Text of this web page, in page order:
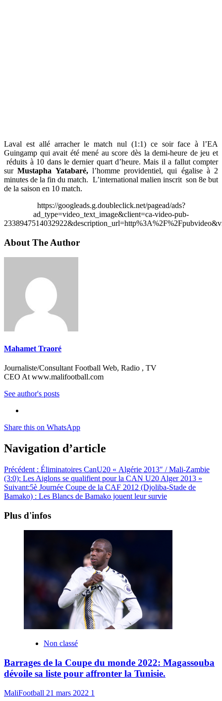
Laval est allé arracher le match nul (1:1) ce soir face à l’EA
Guingamp qui avait été mené au score dès la demi-heure de jeu et
réduits à 10 dans le dernier quart d’heure. Mais il a fallut compter
surMustapha Yatabaré,l’homme providentiel, qui égalise à 2
minutes de la fin du match. L’international malien inscrit son 8e but
de la saison en 10 match.
https://googleads.g.doubleclick.net/pagead/ads?
ad_type=video_text_image&client=ca-video-pub-
About The Author
Mahamet Traoré
Journaliste/Consultant Football Web, Radio , TV
CEO At www.malifootball.com
See author's posts
Share this on WhatsApp
Navigation d’article
Précédent : Éliminatoires CanU20 « Algérie 2013″ / Mali-Zambie
(3:0): Les Aiglons se qualifient pour la CAN U20 Alger 2013 »
Suivant:5è Journée Coupe de la CAF 2012 (Djoliba-Stade de
Bamako) : Les Blancs de Bamako jouent leur survie
Plus d'infos
Non classé
Barrages de la Coupe du monde 2022: Magassouba
dévoile sa liste pour affronter la Tunisie.
MaliFootball 21 mars 2022 1